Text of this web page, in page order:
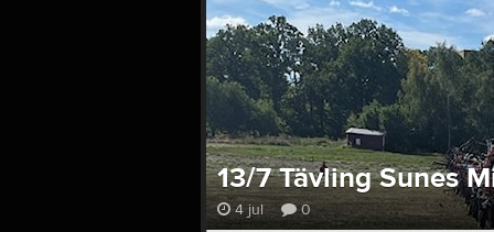
13/7 Tävling Sunes
4 jul 0